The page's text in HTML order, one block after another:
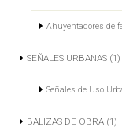
Ahuyentadores de
SEÑALES URBANAS (1)
Señales de Uso
BALIZAS DE OBRA (1)